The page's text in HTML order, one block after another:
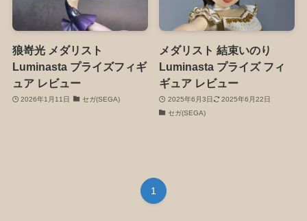
狼嵜光 メダリスト
Luminasta プライズフィギ
ュア レビュー
2026年1月11日 セガ(SEGA)
メダリスト 結束いのり
Luminasta プライズ フィ
ギュア レビュー
2025年6月3日
2025年6月22日
セガ(SEGA)
1